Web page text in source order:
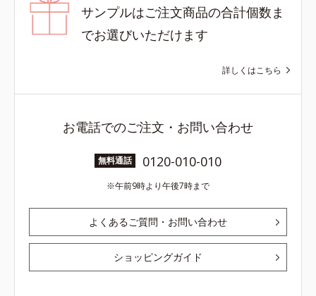
サンプルはご注文商品の合計個数ま
でお選びいただけます
詳しくはこちら
お電話でのご注文・お問い合わせ
無料通話 0120-010-010
午前9時より午後7時まで
よくあるご質問・お問い合わせ
ショッピングガイド